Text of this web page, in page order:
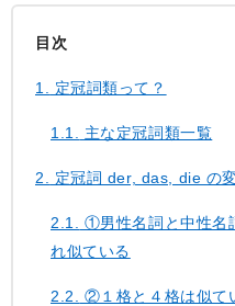
目次
1. 定冠詞類って？
1.1. 主な定冠詞類一覧
2. 定冠詞 der, das, die の
2.1.
①男性名詞と中性名
れ似ている
2.2. ②１格と４格は似て